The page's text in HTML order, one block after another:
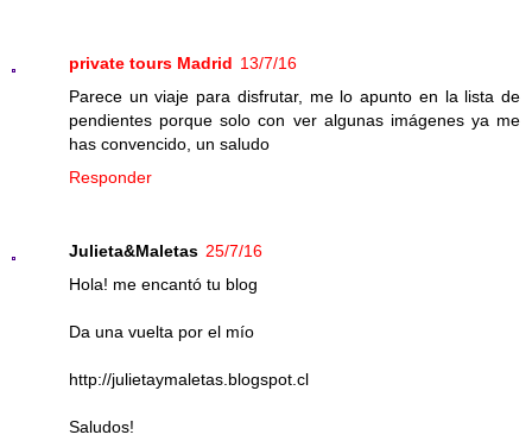
private tours Madrid 13/7/16
Parece un viaje para disfrutar, me lo apunto en la lista de
pendientes porque solo con ver algunas imágenes ya me
has convencido, un saludo
Responder
Julieta&Maletas 25/7/16
Hola! me encantó tu blog
Da una vuelta por el mío
http://julietaymaletas.blogspot.cl
Saludos!